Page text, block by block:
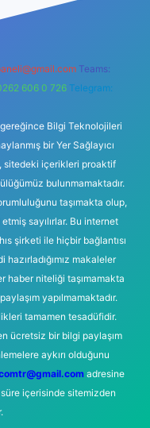
Teams:
606 0 726 Telegram:
Bilgi Teknolojileri
bir Yer Sağlayıcı
sitedeki içerikleri proaktif
bulunmamaktadır.
taşımakta olup,
sayılırlar. Bu internet
şirketi ile hiçbir bağlantısı
makaleler
haber niteliği taşımamakta
yapılmamaktadır.
tamamen tesadüfidir.
ücretsiz bir bilgi paylaşım
aykırı olduğunu
adresine
içerisinde sitemizden